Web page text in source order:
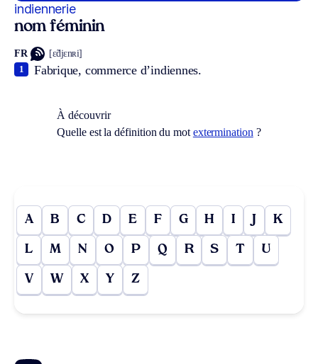
indiennerie
nom féminin
FR [ɛ̃djɛnʀi]
Fabrique, commerce d’indiennes.
1
À découvrir
Quelle est la définition du mot extermination ?
A B C D E F G H I J K
L M N O P Q R S T U
V W X Y Z